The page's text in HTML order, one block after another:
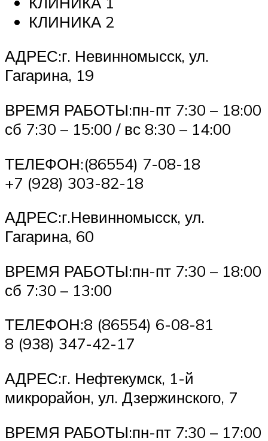
КЛИНИКА 2
АДРЕС:г. Невинномысск, ул.
Гагарина, 19
ВРЕМЯ РАБОТЫ:пн-пт 7:30 – 18:00
сб 7:30 – 15:00 / вс 8:30 – 14:00
ТЕЛЕФОН:(86554) 7-08-18
+7 (928) 303-82-18
АДРЕС:г.Невинномысск, ул.
Гагарина, 60
ВРЕМЯ РАБОТЫ:пн-пт 7:30 – 18:00
сб 7:30 – 13:00
ТЕЛЕФОН:8 (86554) 6-08-81
8 (938) 347-42-17
АДРЕС:г. Нефтекумск, 1-й
микрорайон, ул. Дзержинского, 7
ВРЕМЯ РАБОТЫ:пн-пт 7:30 – 17:00